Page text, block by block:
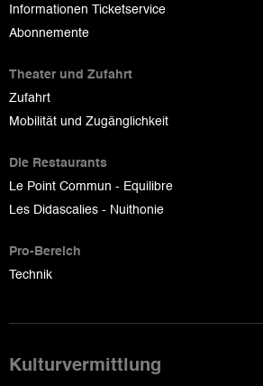
Informationen Ticketservice
Abonnemente
Theater und Zufahrt
Zufahrt
Mobilität und Zugänglichkeit
Die Restaurants
Le Point Commun - Equilibre
Les Didascalies - Nuithonie
Pro-Bereich
Technik
Kulturvermittlung